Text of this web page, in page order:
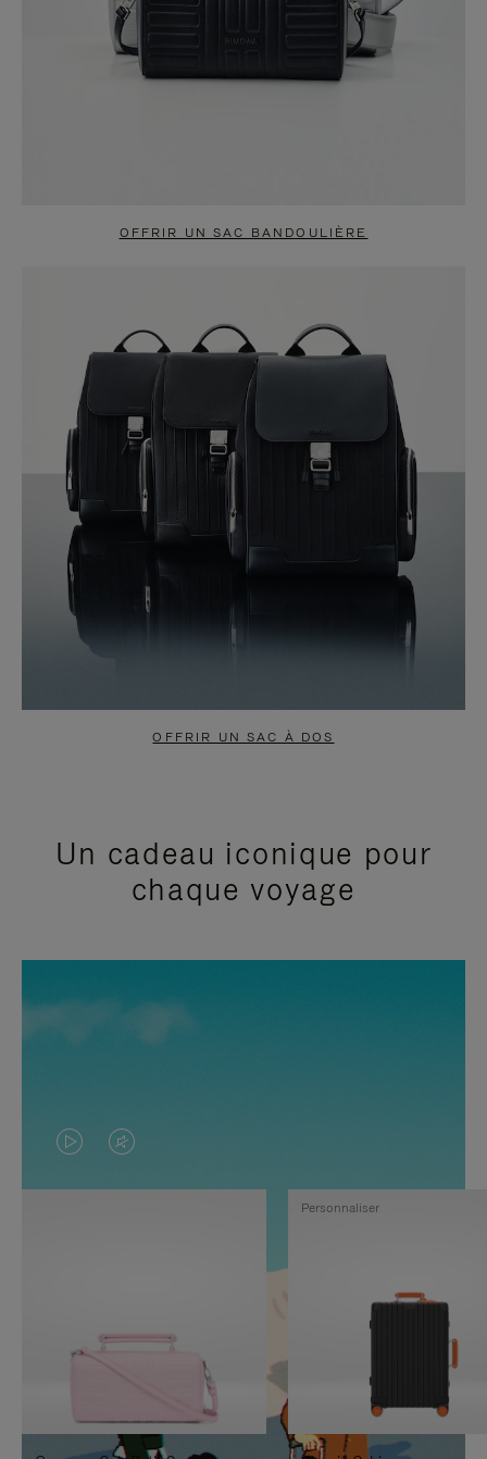
OFFRIR UN SAC BANDOULIÈRE
OFFRIR UN SAC À DOS
Un cadeau iconique pour
chaque voyage
LA
VIDÉO
PAUSE,
APPUYEZ
SUR
LE
SON
DÉSACTIVÉ.
VEUILLEZ
Personnaliser